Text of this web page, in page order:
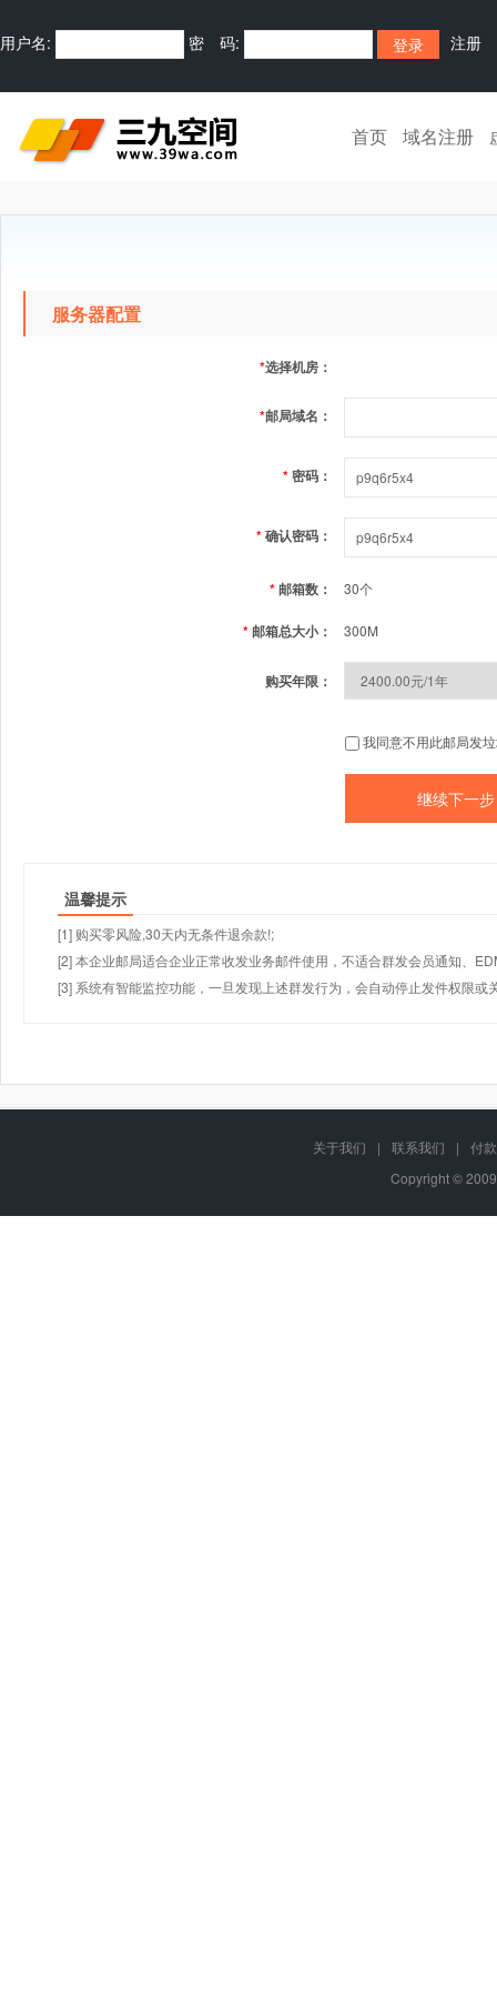
用户名: 密 码: 注册
首页 域名注册
服务器配置
*选择机房：
*邮局域名：
*密码：
*确认密码：
*邮箱数： 30个
*邮箱总大小： 300M
购买年限：
我同意不用此邮局发
温馨提示
[1] 购买零风险,30天内无条件退余款!;
[2] 本企业邮局适合企业正常收发业务邮件使用，不适合群发会员通知、
[3] 系统有智能监控功能，一旦发现上述群发行为，会自动停止发件权限或
关于我们 | 联系我们 |
付
Copyright ©